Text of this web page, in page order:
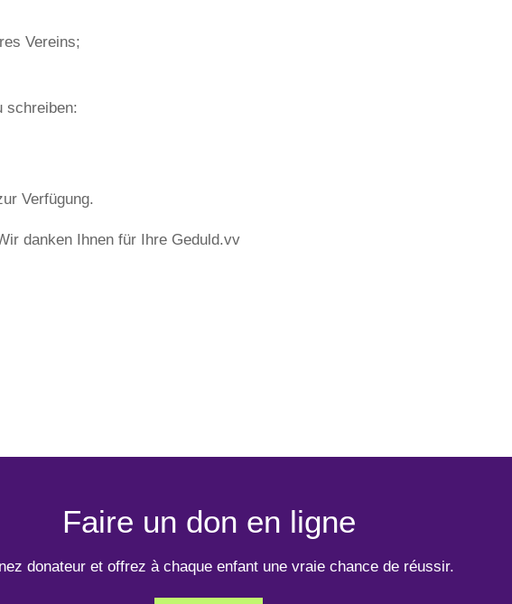
Vereins;
schreiben:
Verfügung.
danken Ihnen für Ihre Geduld.vv
Faire un don en ligne
donateur et offrez à chaque enfant une vraie chance de réussir.